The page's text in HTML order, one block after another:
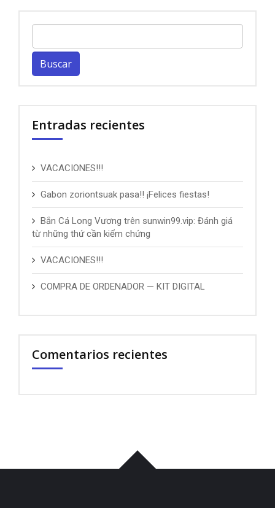
Entradas recientes
VACACIONES!!!
Gabon zoriontsuak pasa!! ¡Felices fiestas!
Bắn Cá Long Vương trên sunwin99.vip: Đánh giá
từ những thứ cần kiểm chứng
VACACIONES!!!
COMPRA DE ORDENADOR — KIT DIGITAL
Comentarios recientes